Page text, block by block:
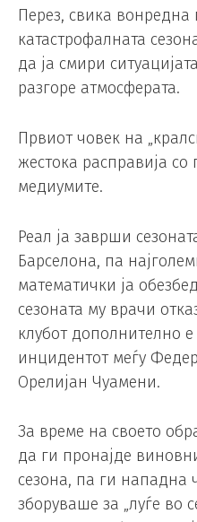
Перез, свика
катастрофалната
да ја смири
разгоре атмосферата.
Првиот човек на
жестока расправија со
медиумите.
Реал ја заврши
Барселона, па
математички ја
сезоната му врачи
клубот дополнително
инцидентот меѓу
Орелијан Чуамени.
За време на своето
да ги пронајде
сезона, па ги нападна
зборуваше за „луѓе во